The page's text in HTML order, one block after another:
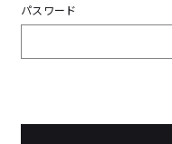
パスワード